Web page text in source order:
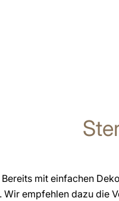
mit einfachen
Wir empfehlen dazu die